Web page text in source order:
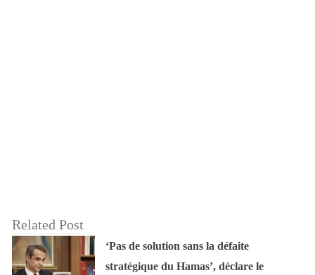
Related Post
‘Pas de solution sans la défaite
stratégique du Hamas’, déclare le